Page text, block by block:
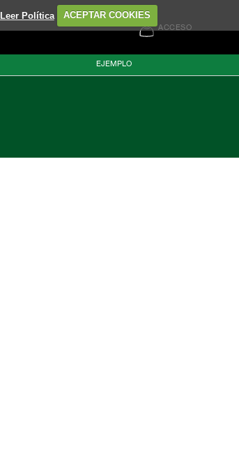
Leer Política ACEPTAR COOKIES
ACCESO
EJEMPLO